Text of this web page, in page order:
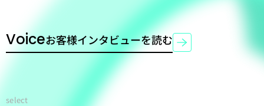
Voiceお客様インタビューを読む
select